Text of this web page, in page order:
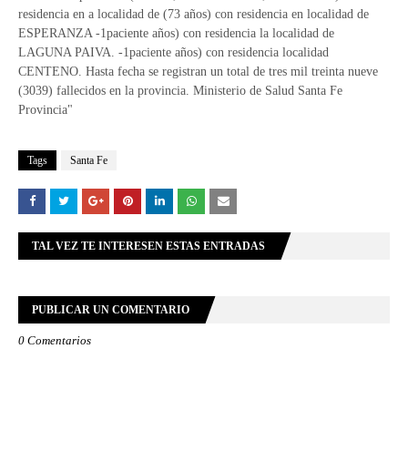
Tags Santa Fe
TAL VEZ TE INTERESEN ESTAS ENTRADAS
PUBLICAR UN COMENTARIO
0 Comentarios